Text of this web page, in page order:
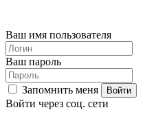
Ваш имя пользователя
Ваш пароль
Запомнить меня
Войти через соц. сети